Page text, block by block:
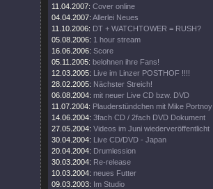
11.04.2007: Cover online
04.04.2007: Allerlei Neues
11.10.2006: DT + WATCHTOWER = RUSH?
05.08.2006: 1 hour stream
16.06.2006: Score
05.11.2005: belohnen ihre Fans!
12.03.2005: Live im Linzer POSTHOF !!!!
28.02.2005: Nächster Streich!
06.08.2004: mit neuer Live CD bzw. DVD
11.07.2004: Plauderstündchen mit Mike Portnoy
14.06.2004: 3fach CD / 2fach DVD Dokument
27.05.2004: Videos im Juni wiederveröffentlicht
30.04.2004: Live CD/DVD - Japan
20.04.2004: Drumlession
30.03.2004: Re-release
10.03.2004: neues Futter
09.03.2003: Im Studio